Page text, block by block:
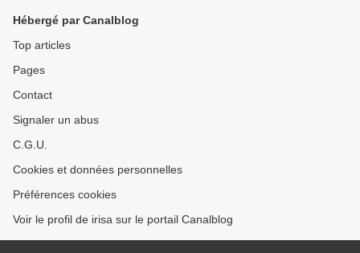
Hébergé par Canalblog
Top articles
Pages
Contact
Signaler un abus
C.G.U.
Cookies et données personnelles
Préférences cookies
Voir le profil de irisa sur le portail Canalblog